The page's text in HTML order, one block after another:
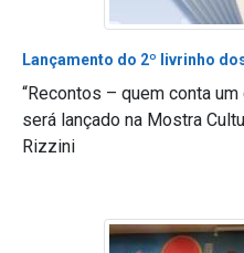
Lançamento do 2º livrinho
“Recontos – quem conta
será lançado na Mostra
Rizzini